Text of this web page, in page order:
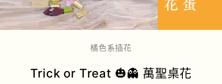
橘色系插花
Trick or Treat 🎃👻 萬聖桌花